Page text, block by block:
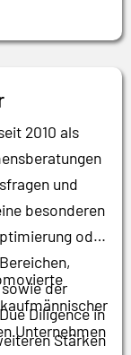
2010 als
und
besonderen
oder
der
Diligence in
Stärken
Unternehmen